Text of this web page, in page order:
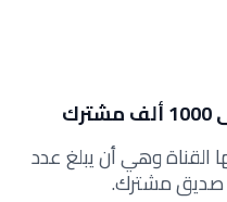
وهي أن يبلغ عدد